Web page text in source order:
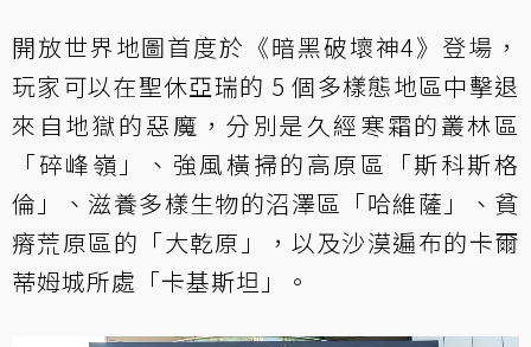
開放世界地圖首度於《暗黑破壞神4》登場，
玩家可以在聖休亞瑞的 5 個多樣態地區中擊退
來自地獄的惡魔，分別是久經寒霜的叢林區
「碎峰嶺」、強風橫掃的高原區「斯科斯格
倫」、滋養多樣生物的沼澤區「哈維薩」、貧
瘠荒原區的「大乾原」，以及沙漠遍布的卡爾
蒂姆城所處「卡基斯坦」。